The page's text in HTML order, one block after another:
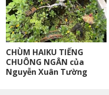
CHÙM HAIKU TIẾNG
CHUÔNG NGÂN của
Nguyễn Xuân Tường